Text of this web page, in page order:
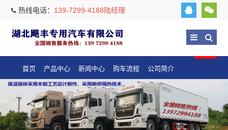
热线电话： 139-7299-4188陆经理
首页 产品中心 新闻中心 购车流程 公司简介